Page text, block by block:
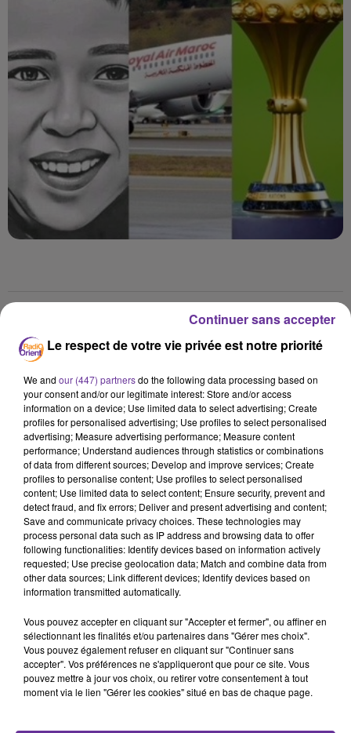
Covid
Rayan
CAN
Football Sénégal
7 février 2022 - 16 min 36 sec
LE JOURNAL EN LANGUE ARABE DE MIDI 30 DU
7/02/22
LB
JOURNAL EN LANGUE ARABE
العناوين
المغرب يشيع الطفل ريان الذي سقط في بئر جافة قرب منزل
المغرب يعيد هذا الاثنين فتح مجاله الجوي لرحلات الركاب
Le respect de votre vie privée est notre priorité
We and our (447) partnersdo the following data processing based on
your consent and/or our legitimate interest: Store and/or access
information on a device; Use limited data to select advertising; Create
profiles for personalised advertising; Use profiles to select personalised
advertising; Measure advertising performance; Measure content
performance; Understand audiences through statistics or combinations
of data from different sources; Develop and improve services; Create
profiles to personalise content; Use profiles to select personalised
content; Use limited data to select content; Ensure security, prevent and
detect fraud, and fix errors; Deliver and present advertising and content;
Save and communicate privacy choices. These technologies may
process personal data such as IP address and browsing data to offer
following functionalities: Identify devices based on information actively
requested; Use precise geolocation data; Match and combine data from
other data sources; Link different devices; Identify devices based on
information transmitted automatically.
Vous pouvez accepter en cliquant sur "Accepter et fermer", ou affiner en
sélectionnant les finalités et/ou partenaires dans "Gérer mes choix".
Vous pouvez également refuser en cliquant sur "Continuer sans
accepter". Vos préférences ne s'appliqueront que pour ce site. Vous
pouvez mettre à jour vos choix, ou retirer votre consentement à tout
moment via le lien "Gérer les cookies" situé en bas de chaque page.
Continuer sans accepter